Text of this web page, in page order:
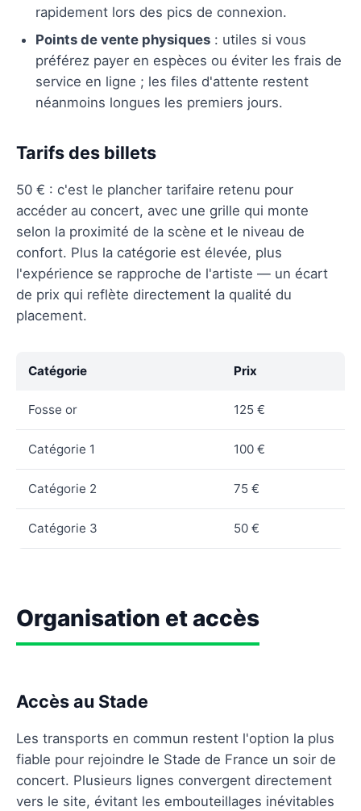
rapidement lors des pics de connexion.
Points de vente physiques : utiles si vous
préférez payer en espèces ou éviter les frais de
service en ligne ; les files d'attente restent
néanmoins longues les premiers jours.
Tarifs des billets
50 € : c'est le plancher tarifaire retenu pour
accéder au concert, avec une grille qui monte
selon la proximité de la scène et le niveau de
confort. Plus la catégorie est élevée, plus
l'expérience se rapproche de l'artiste — un écart
de prix qui reflète directement la qualité du
placement.
Catégorie Prix
Fosse or 125 €
Catégorie 1 100 €
Catégorie 2 75 €
Catégorie 3 50 €
Organisation et accès
Accès au Stade
Les transports en commun restent l'option la plus
fiable pour rejoindre le Stade de France un soir de
concert. Plusieurs lignes convergent directement
vers le site, évitant les embouteillages inévitables